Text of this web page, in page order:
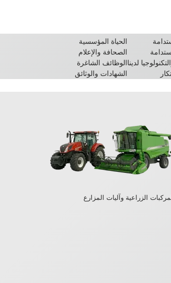
لدينا
الحياة المؤسسية
الصحافة والإعلام
الوظائف الشاغرة
الشهادات والوثائق
الزراعية وآليات المزارع